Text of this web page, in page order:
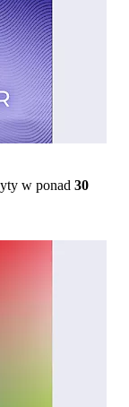
w ponad 30